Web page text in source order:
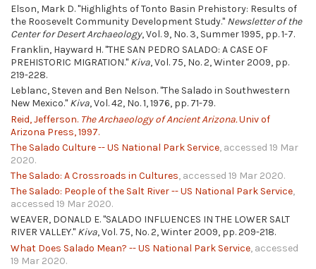
Elson, Mark D. "Highlights of Tonto Basin Prehistory: Results of
the Roosevelt Community Development Study." Newsletter of the
Center for Desert Archaeology, Vol. 9, No. 3, Summer 1995, pp. 1-7.
Franklin, Hayward H. "THE SAN PEDRO SALADO: A CASE OF
PREHISTORIC MIGRATION." Kiva, Vol. 75, No. 2, Winter 2009, pp.
219-228.
Leblanc, Steven and Ben Nelson. "The Salado in Southwestern
New Mexico." Kiva, Vol. 42, No. 1, 1976, pp. 71-79.
Reid, Jefferson. The Archaeology of Ancient Arizona.Univ of
Arizona Press, 1997.
The Salado Culture -- US National Park Service, accessed 19 Mar
2020.
The Salado: A Crossroads in Cultures, accessed 19 Mar 2020.
The Salado: People of the Salt River -- US National Park Service,
accessed 19 Mar 2020.
WEAVER, DONALD E. "SALADO INFLUENCES IN THE LOWER SALT
RIVER VALLEY." Kiva, Vol. 75, No. 2, Winter 2009, pp. 209-218.
What Does Salado Mean? -- US National Park Service, accessed
19 Mar 2020.